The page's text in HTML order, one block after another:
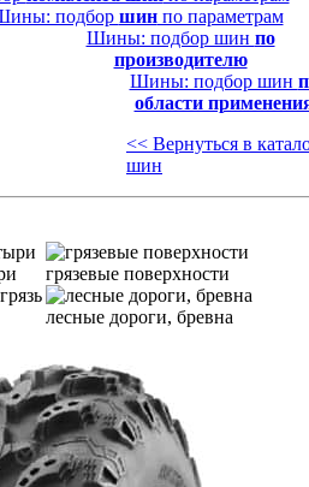
подбор шинпо параметрам
Шины: подбор шин по
производителю
Шины: подбор шин
области
<< Вернуться в
шин
грязевые поверхности
лесные дороги, бревна